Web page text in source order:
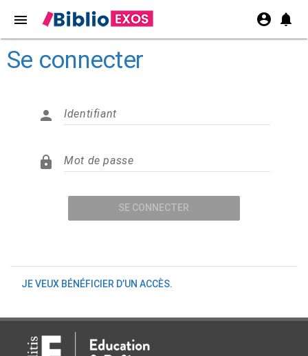
menu account_circle notifications
Se connecter
 Identifiant
 Mot de passe
SE CONNECTER
JE VEUX BÉNÉFICIER D’UN ACCÈS.